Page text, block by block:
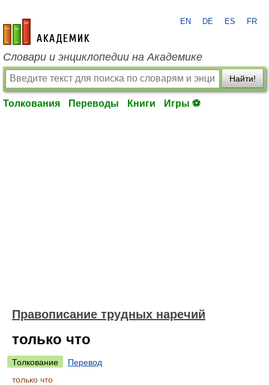
academic.ru
EN DE ES FR
Словари и энциклопедии на Академике
Найти!
Толкования Переводы Книги Игры ⚽
Правописание трудных наречий
только что
Толкование
Перевод
только что